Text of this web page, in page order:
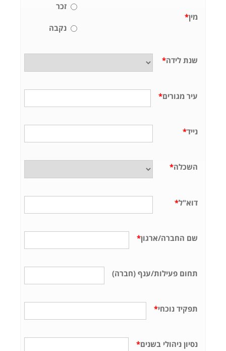
*מין
זכר
נקבה
*שנת לידה
*עיר מגורים
*נייד
*השכלה
*דוא"ל
*שם החברה/ארגון
תחום פעילות/ענף (חברה)
*תפקיד נוכחי
*נסיון ניהולי בשנים